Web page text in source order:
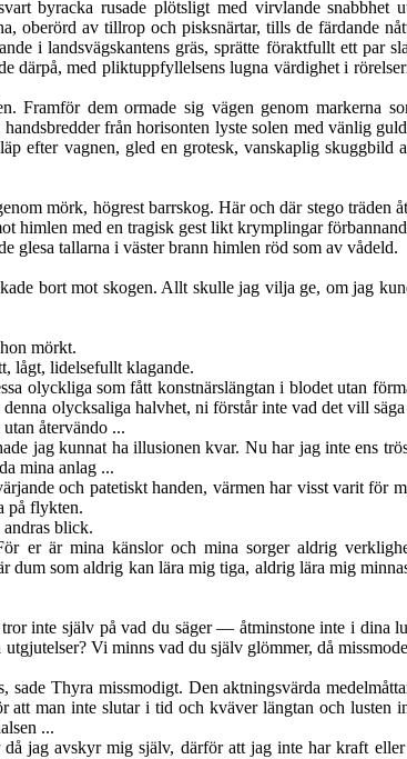
byracka rusade plötsligt med virvlande snabbhet
oberörd av tillrop och pisksnärtar, tills de färdande
i landsvägskantens gräs, sprätte föraktfullt ett par
därpå, med pliktuppfyllelsens lugna värdighet i
Framför dem ormade sig vägen genom markerna
från horisonten lyste solen med vänlig
efter vagnen, gled en grotesk, vanskaplig skuggbild
mörk, högrest barrskog. Här och där stego träden
himlen med en tragisk gest likt krymplingar
glesa tallarna i väster brann himlen röd som av vådeld.
bort mot skogen. Allt skulle jag vilja ge, om jag
mörkt.
lågt, lidelsefullt klagande.
olyckliga som fått konstnärslängtani blodet utan
olycksaliga halvhet, ni förstår inte vad det vill säga
återvändo ...
jag kunnat ha illusionen kvar. Nu har jag inte ens
mina anlag ...
och patetiskt handen, värmen har visst varit för
på flykten.
blick.
er är mina känslor och mina sorger aldrig
dum som aldrig kan lära mig tiga, aldrig lära mig
inte själv på vad du säger — åtminstone inte i dina
Vi minns vad du själv glömmer, då
Thyra missmodigt. Den aktningsvärda
att man inte slutar i tid och kväver längtan och lusten
...
jag avskyr mig själv, därför att jag inte har kraft